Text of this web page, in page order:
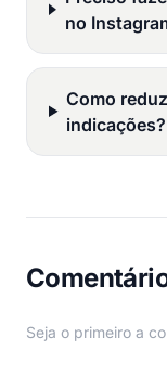
no
Como
indicações?
Seja o primeiro a